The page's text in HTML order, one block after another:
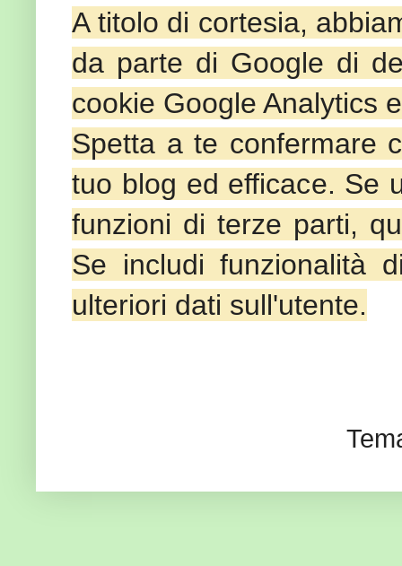
A titolo di cortesia,
da parte di Google di
cookie Google Analytics
Spetta a te confermare
tuo blog ed efficace. Se
funzioni di terze parti,
Se includi funzionalità
ulteriori dati sull'utente.